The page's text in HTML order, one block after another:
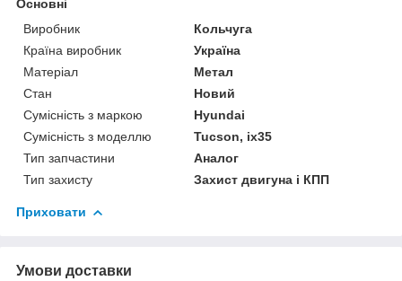
Основні
Виробник
Кольчуга
Країна виробник
Україна
Матеріал
Метал
Стан
Новий
Сумісність з маркою
Hyundai
Сумісність з моделлю
Tucson, ix35
Тип запчастини
Аналог
Тип захисту
Захист двигуна і КПП
Приховати
Умови доставки